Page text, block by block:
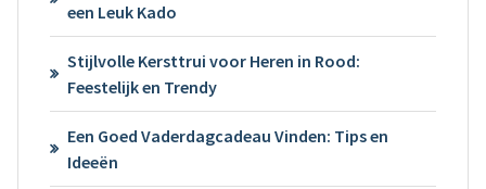
een Leuk Kado
Stijlvolle Kersttrui voor Heren in Rood:
Feestelijk en Trendy
Een Goed Vaderdagcadeau Vinden: Tips en
Ideeën